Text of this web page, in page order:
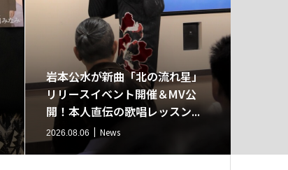
岩本公水が新曲「北の流れ星」
リリースイベント開催＆MV公
開！本人直伝の歌唱レッスン...
2026.08.06 News